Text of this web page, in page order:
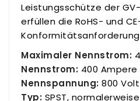
Leistungsschütze der
erfüllen die RoHS- und
Maximaler Nennstrom:
Nennstrom: 400
Nennspannung: 800 Volt
Typ: SPST,